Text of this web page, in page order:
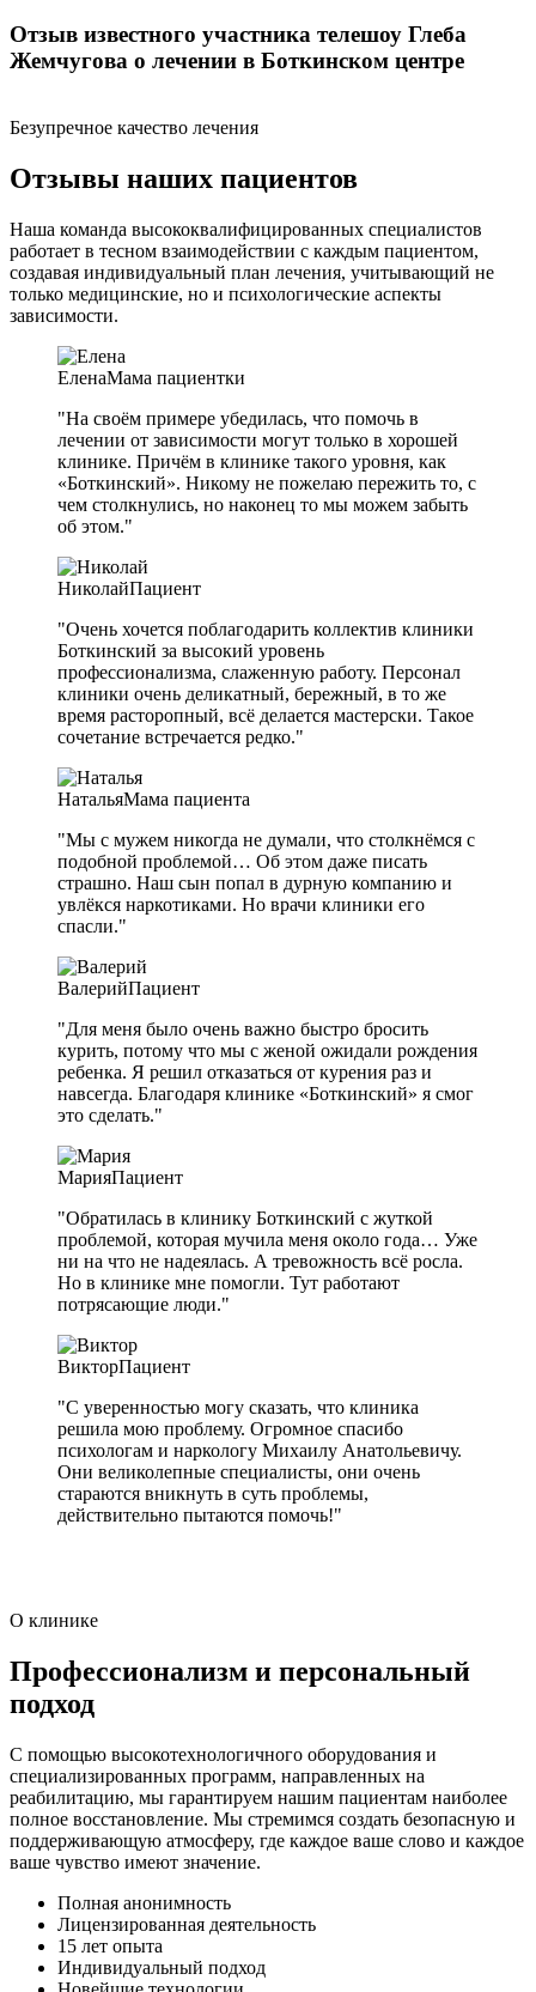
Отзыв известного участника телешоу Глеба
Жемчугова о лечении в Боткинском центре
Безупречное качество лечения
Отзывы наших пациентов
Наша команда высококвалифицированных специалистов
работает в тесном взаимодействии с каждым пациентом,
создавая индивидуальный план лечения, учитывающий не
только медицинские, но и психологические аспекты
зависимости.
ЕленаМама пациентки
"На своём примере убедилась, что помочь в
лечении от зависимости могут только в хорошей
клинике. Причём в клинике такого уровня, как
«Боткинский». Никому не пожелаю пережить то, с
чем столкнулись, но наконец то мы можем забыть
об этом."
НиколайПациент
"Очень хочется поблагодарить коллектив клиники
Боткинский за высокий уровень
профессионализма, слаженную работу. Персонал
клиники очень деликатный, бережный, в то же
время расторопный, всё делается мастерски. Такое
сочетание встречается редко."
НатальяМама пациента
"Мы с мужем никогда не думали, что столкнёмся с
подобной проблемой… Об этом даже писать
страшно. Наш сын попал в дурную компанию и
увлёкся наркотиками. Но врачи клиники его
спасли."
ВалерийПациент
"Для меня было очень важно быстро бросить
курить, потому что мы с женой ожидали рождения
ребенка. Я решил отказаться от курения раз и
навсегда. Благодаря клинике «Боткинский» я смог
это сделать."
МарияПациент
"Обратилась в клинику Боткинский с жуткой
проблемой, которая мучила меня около года… Уже
ни на что не надеялась. А тревожность всё росла.
Но в клинике мне помогли. Тут работают
потрясающие люди."
ВикторПациент
"С уверенностью могу сказать, что клиника
решила мою проблему. Огромное спасибо
психологам и наркологу Михаилу Анатольевичу.
Они великолепные специалисты, они очень
стараются вникнуть в суть проблемы,
действительно пытаются помочь!"
О клинике
Профессионализм и персональный
подход
С помощью высокотехнологичного оборудования и
специализированных программ, направленных на
реабилитацию, мы гарантируем нашим пациентам наиболее
полное восстановление. Мы стремимся создать безопасную и
поддерживающую атмосферу, где каждое ваше слово и каждое
ваше чувство имеют значение.
Полная анонимность
Лицензированная деятельность
15 лет опыта
Индивидуальный подход